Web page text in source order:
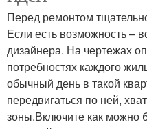
Перед ремонтом
Если есть возможность –
дизайнера. На чертежах
потребностях каждого
обычный день в такой
передвигаться по ней,
зоны.Включите как можно